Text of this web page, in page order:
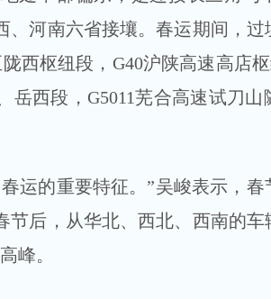
、河南六省接壤。春运期间，
西枢纽段，G40沪陕高速高店
岳西段，G5011芜合高速试刀山
的重要特征。”吴峻表示，春
后，从华北、西北、西南的车
峰。